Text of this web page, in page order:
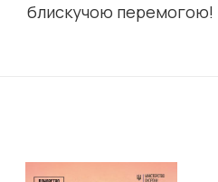
блискучою перемогою!